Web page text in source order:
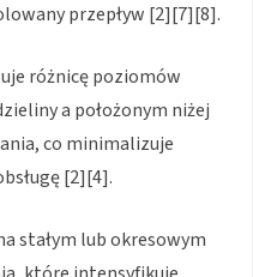
przepływ [2][7][8].
różnicę poziomów
a położonym niżej
co minimalizuje
[2][4].
stałym lub okresowym